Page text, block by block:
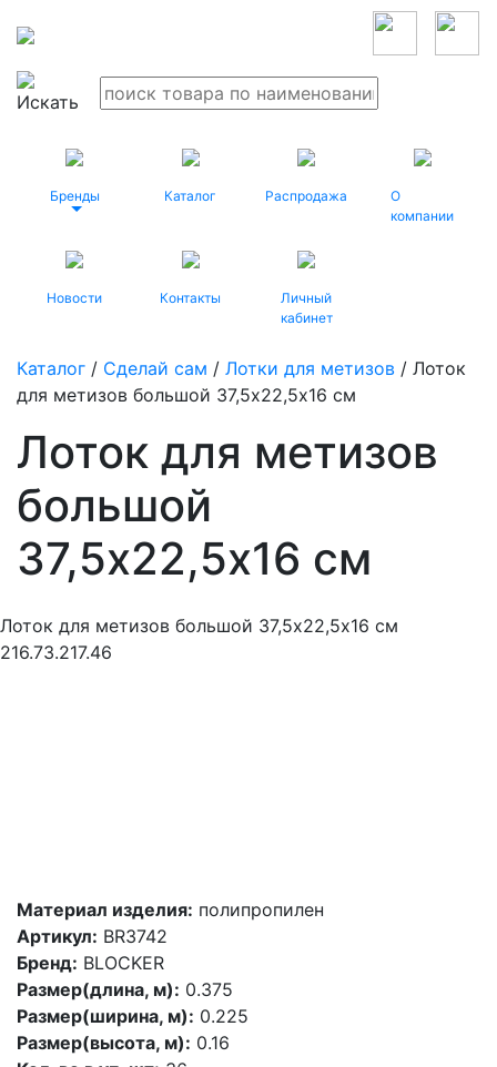
Бренды Каталог Распродажа
О
компании
Новости Контакты
Личный
кабинет
Каталог / Сделай сам / Лотки для метизов / Лоток
для метизов большой 37,5х22,5х16 см
Лоток для метизов
большой
37,5х22,5х16 см
Лоток для метизов большой 37,5х22,5х16 см
216.73.217.46
Материал изделия: полипропилен
Артикул: BR3742
Бренд: BLOCKER
Размер(длина, м): 0.375
Размер(ширина, м): 0.225
Размер(высота, м): 0.16